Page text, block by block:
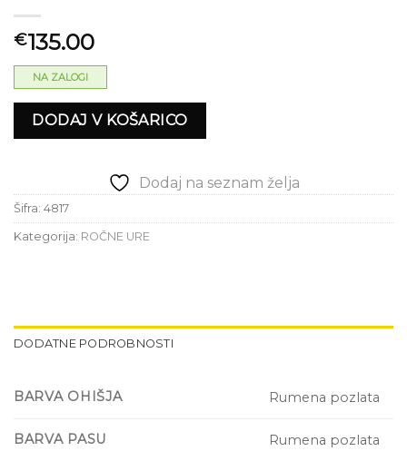
€135.00
NA ZALOGI
DODAJ V KOŠARICO
Dodaj na seznam želja
Šifra: 4817
Kategorija: ROČNE URE
DODATNE PODROBNOSTI
BARVA OHIŠJA Rumena pozlata
BARVA PASU Rumena pozlata